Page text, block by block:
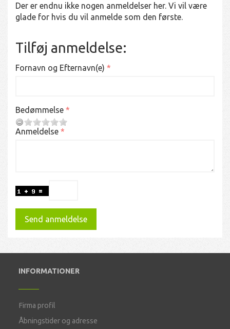
Der er endnu ikke nogen anmeldelser her. Vi vil være
glade for hvis du vil anmelde som den første.
Tilføj anmeldelse:
Fornavn og Efternavn(e)
Bedømmelse
Anmeldelse
Send anmeldelse
INFORMATIONER
Firma profil
Åbningstider og adresse